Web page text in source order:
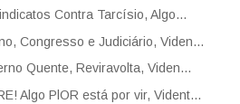
Contra Tarcísio, Algo...
Congresso e Judiciário, Viden...
Quente, Reviravolta, Viden...
Algo PlOR está por vir, Vident...